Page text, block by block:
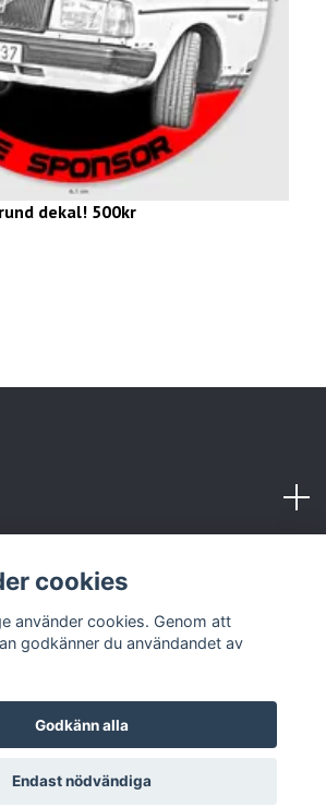
rund dekal! 500kr
© 2026 Mackans Garage
cookies
använder cookies. Genom att
godkänner du användandet av
Godkänn alla
Endast nödvändiga